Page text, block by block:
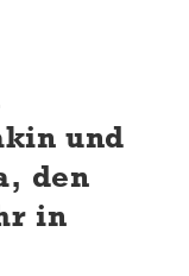
und
den
in